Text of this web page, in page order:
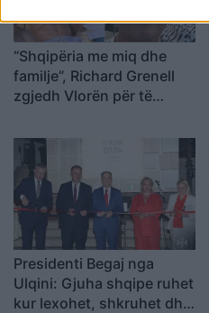
“Shqipëria me miq dhe
familje”, Richard Grenell
zgjedh Vlorën për të
Presidenti Begaj nga
Ulqini: Gjuha shqipe ruhet
kur lexohet, shkruhet dhe